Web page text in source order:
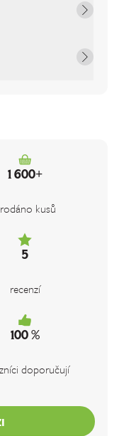
1 600+
kusů
5
recenzí
100 %
doporučují